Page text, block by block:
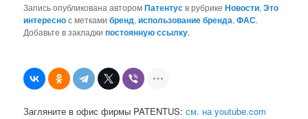
Запись опубликована авторомПатентусв рубрикеНовости,Это
интереснос меткамибренд,использование бренда,ФАС.
Добавьте в закладкипостоянную ссылку.
Загляните в офис фирмы PATENTUS:см. на youtube.com